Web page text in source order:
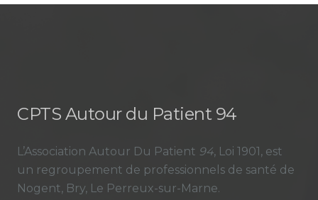
CPTS Autour du Patient 94
L’Association Autour Du Patient 94, Loi 1901, est
un regroupement de professionnels de santé de
Nogent, Bry, Le Perreux-sur-Marne.